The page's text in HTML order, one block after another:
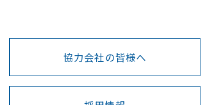
協力会社の皆様へ